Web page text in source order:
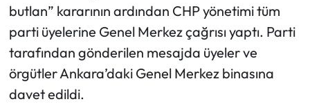
butlan” kararının ardından CHP yönetimi tüm
parti üyelerine Genel Merkez çağrısı yaptı. Parti
tarafından gönderilen mesajda üyeler ve
örgütler Ankara’daki Genel Merkez binasına
davet edildi.
Magazin
Mecitözü Haberleri
Oğuzlar Haberleri